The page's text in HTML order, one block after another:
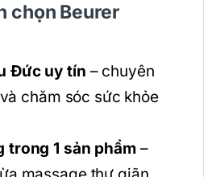
chọn Beurer
Đức uy tín – chuyên
chăm sóc sức khỏe
trong 1 sản phẩm–